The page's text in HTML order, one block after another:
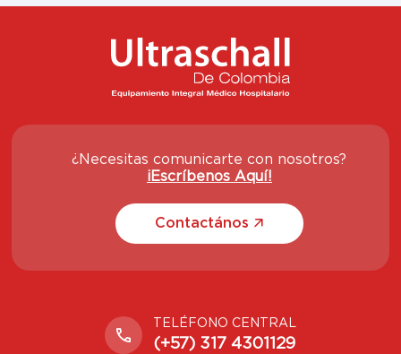
¿Necesitas comunicarte con nosotros?
¡Escríbenos Aquí!
Contactános
TELÉFONO CENTRAL
(+57) 317 4301129